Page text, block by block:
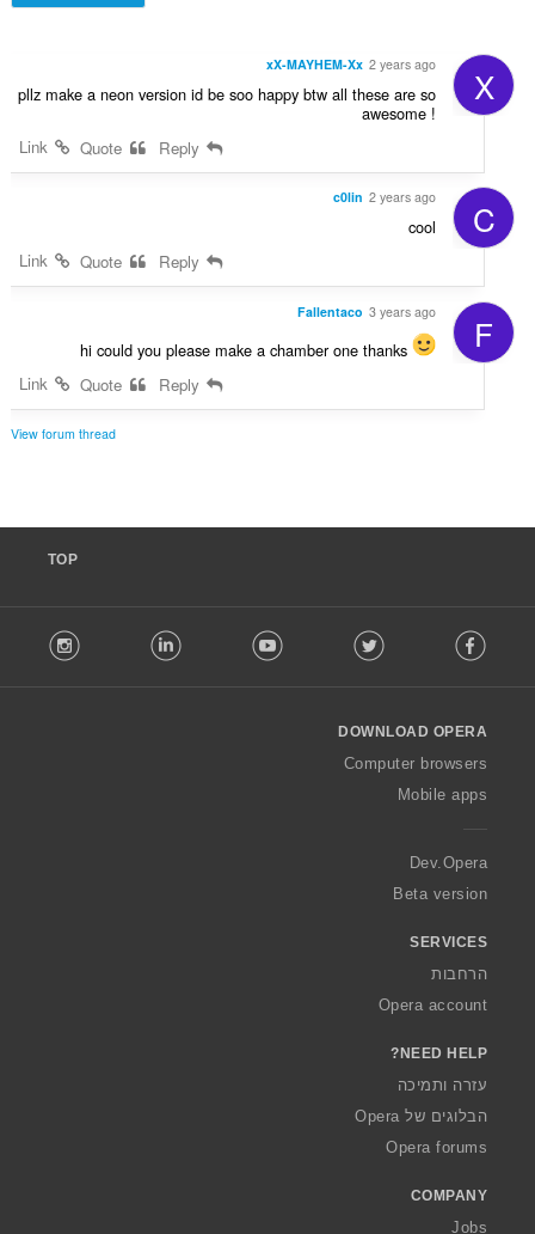
X
xX-MAYHEM-Xx 2 years ago
pllz make a neon version id be soo happy btw all these are so
awesome !
C
c0lin 2 years ago
cool
Link
F
Fallentaco 3 years ago
hi could you please make a chamber one thanks
Link
View forum thread
TOP
o
w
O
a
Facebook
Twitter
Youtube
LinkedIn
DOWNLOAD OPERA
Computer browsers
Mobile apps
Dev.Opera
Beta version
SERVICES
הרחבות
Opera account
NEED HELP?
עזרה ותמיכה
הבלוגים של Opera
Opera forums
COMPANY
Jobs